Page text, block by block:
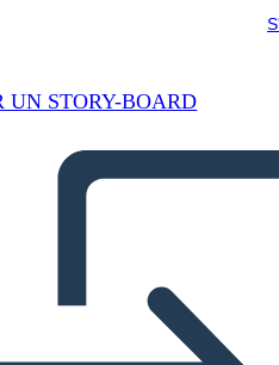
UN STORY-BOARD